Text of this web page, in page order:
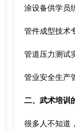
涂设备供学员
管件成型技术
管道压力测试
管业安全生产
二、武术培训
很多人不知道